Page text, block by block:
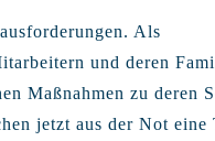
Als
und deren
Maßnahmen zu deren
jetzt aus der Not eine